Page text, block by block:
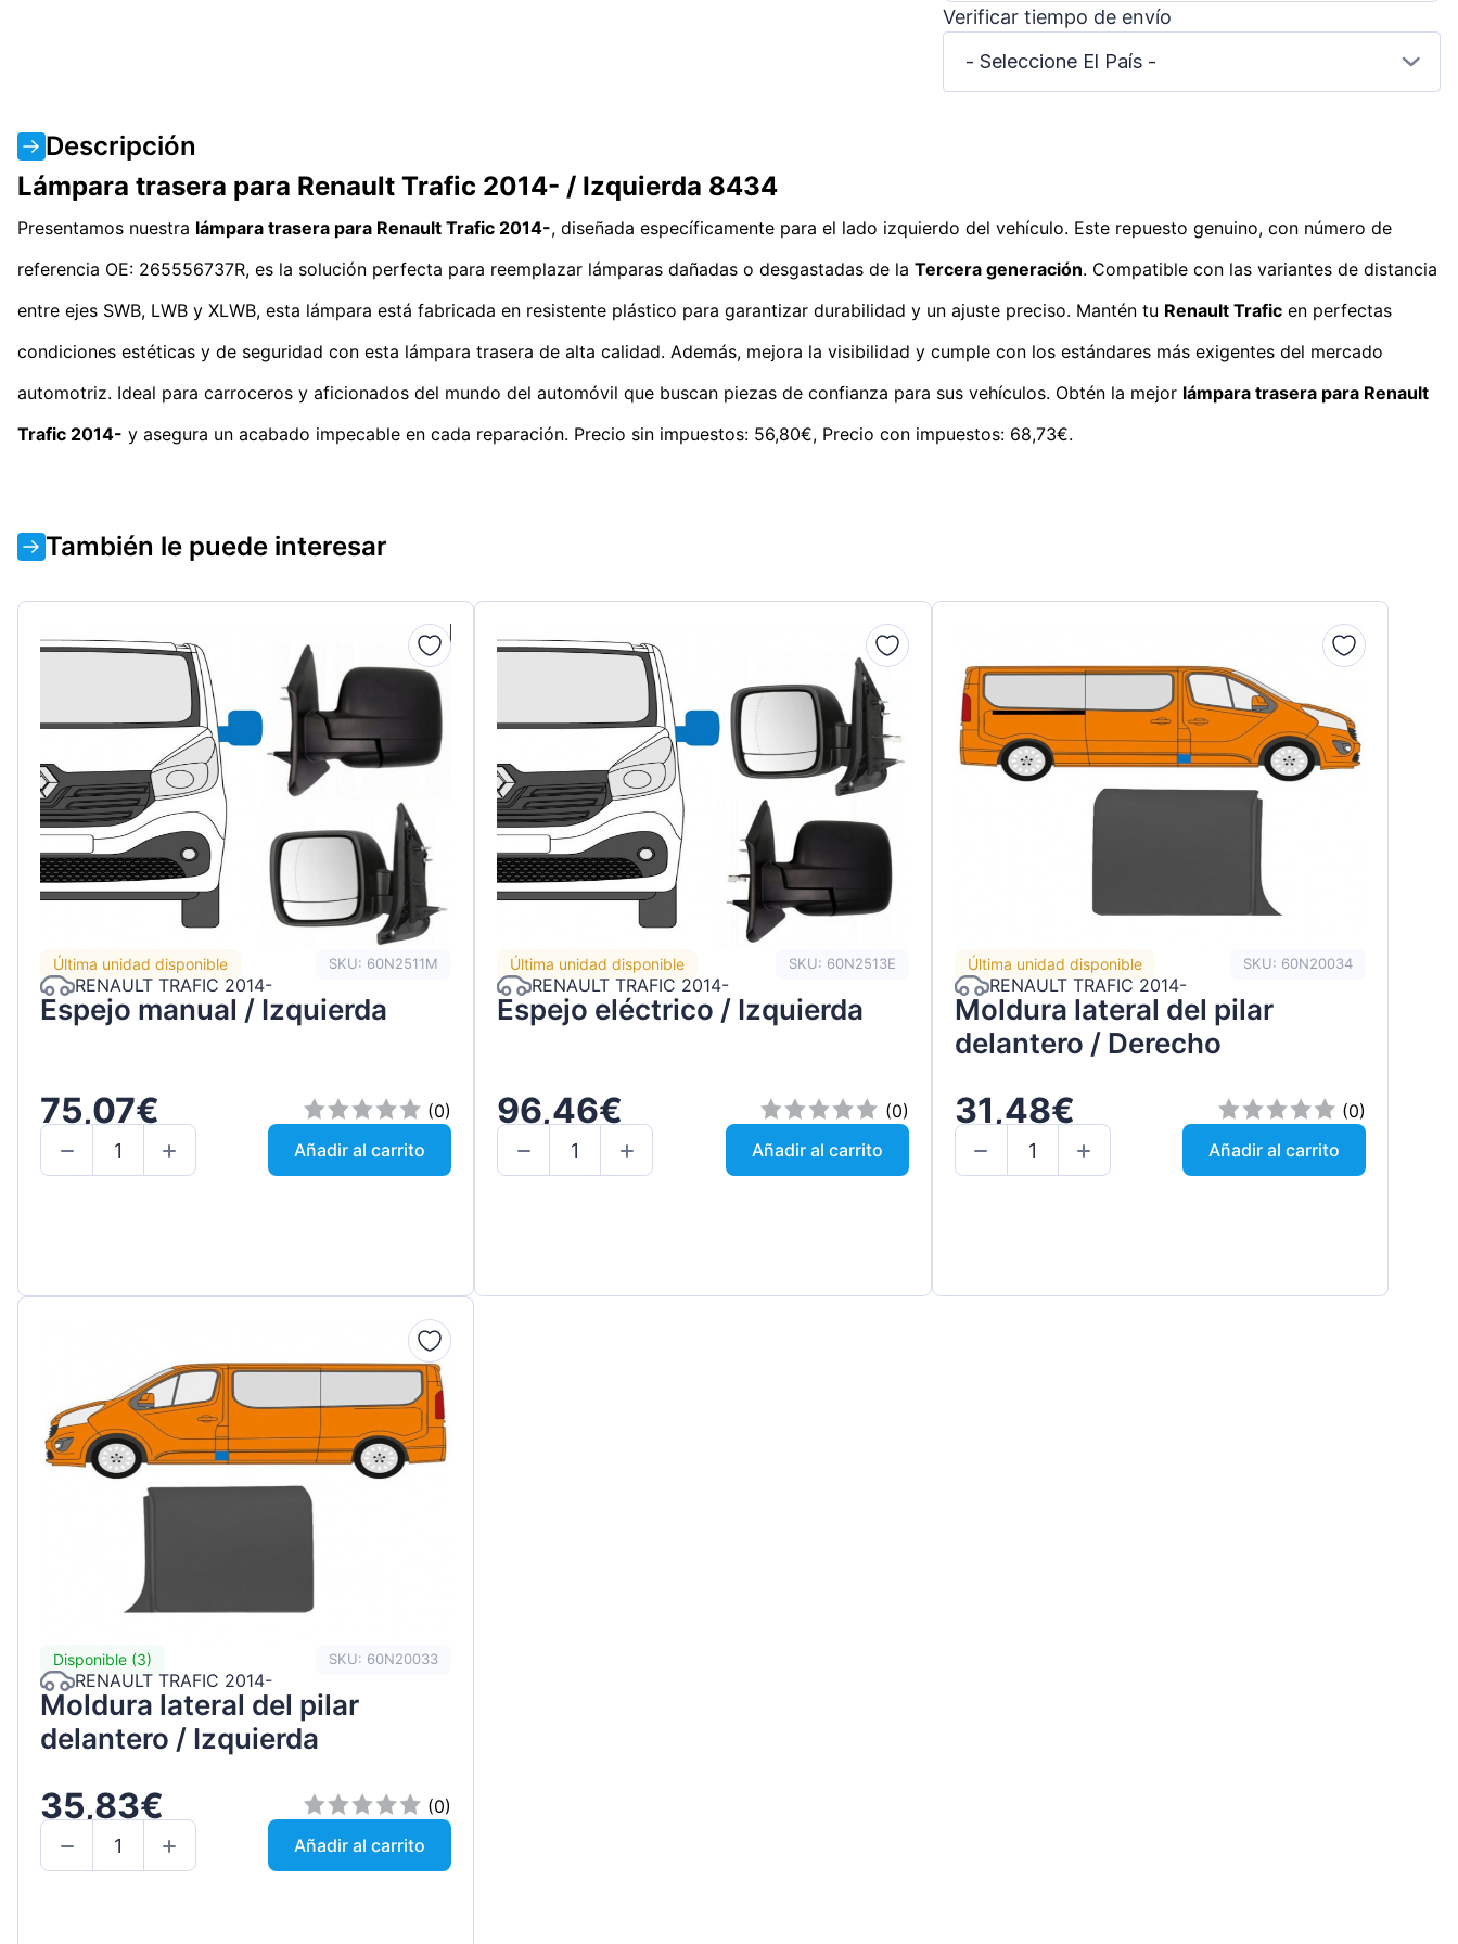
Verificar tiempo de envío
- Seleccione El País -
Descripción
Lámpara trasera para Renault Trafic 2014- / Izquierda 8434
Presentamos nuestra lámpara trasera para Renault Trafic 2014-, diseñada específicamente para el lado izquierdo del vehículo. Este repuesto genuino, con número de
referencia OE: 265556737R, es la solución perfecta para reemplazar lámparas dañadas o desgastadas de la Tercera generación. Compatible con las variantes de distancia
entre ejes SWB, LWB y XLWB, esta lámpara está fabricada en resistente plástico para garantizar durabilidad y un ajuste preciso. Mantén tu Renault Trafic en perfectas
condiciones estéticas y de seguridad con esta lámpara trasera de alta calidad. Además, mejora la visibilidad y cumple con los estándares más exigentes del mercado
automotriz. Ideal para carroceros y aficionados del mundo del automóvil que buscan piezas de confianza para sus vehículos. Obtén la mejor lámpara trasera para Renault
Trafic 2014- y asegura un acabado impecable en cada reparación. Precio sin impuestos: 56,80€, Precio con impuestos: 68,73€.
También le puede interesar
Última unidad disponible SKU: 60N2511M
RENAULT TRAFIC 2014-
Espejo manual / Izquierda
75,07€
(0)
Añadir al carrito
Última unidad disponible SKU: 60N2513E
RENAULT TRAFIC 2014-
Espejo eléctrico / Izquierda
96,46€
(0)
Añadir al carrito
Última unidad disponible SKU: 60N20034
RENAULT TRAFIC 2014-
Moldura lateral del pilar
delantero / Derecho
31,48€
(0)
Añadir al carrito
Disponible (3) SKU: 60N20033
RENAULT TRAFIC 2014-
Moldura lateral del pilar
delantero / Izquierda
35,83€
(0)
Añadir al carrito